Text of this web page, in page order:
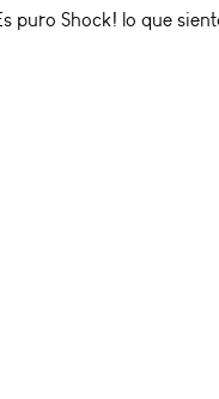
puro Shock! lo que